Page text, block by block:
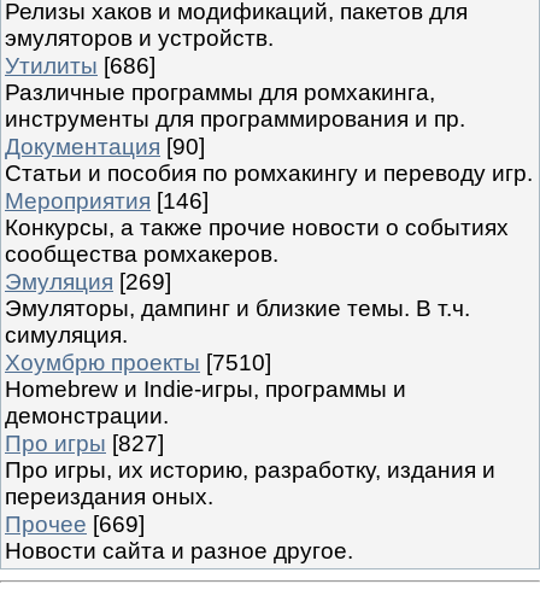
Релизы хаков и модификаций, пакетов для
эмуляторов и устройств.
Утилиты [686]
Различные программы для ромхакинга,
инструменты для программирования и пр.
Документация [90]
Статьи и пособия по ромхакингу и переводу игр.
Мероприятия [146]
Конкурсы, а также прочие новости о событиях
сообщества ромхакеров.
Эмуляция [269]
Эмуляторы, дампинг и близкие темы. В т.ч.
симуляция.
Хоумбрю проекты [7510]
Homebrew и Indie-игры, программы и
демонстрации.
Про игры [827]
Про игры, их историю, разработку, издания и
переиздания оных.
Прочее [669]
Новости сайта и разное другое.